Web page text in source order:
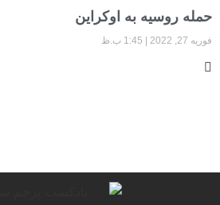
حمله روسیه به اوکراین
فوریه 27, 2022